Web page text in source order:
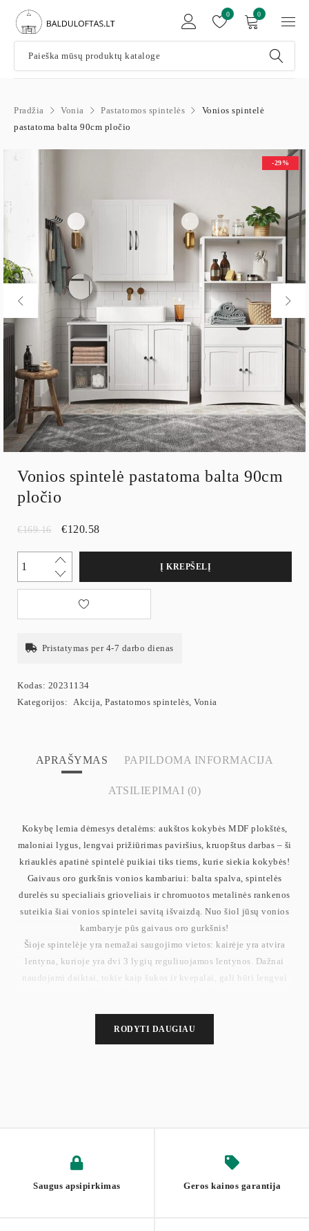
0
0
Pradžia Vonia Pastatomos spintelės
Vonios spintelė
pastatoma balta 90cm pločio
-29%
Vonios spintelė pastatoma balta 90cm
pločio
€169.16 €120.58
Į KREPŠELĮ
Pristatymas per 4-7 darbo dienas
Kodas: 20231134
Kategorijos: Akcija, Pastatomos spintelės, Vonia
APRAŠYMAS PAPILDOMA INFORMACIJA
ATSILIEPIMAI (0)
Kokybę lemia dėmesys detalėms: aukštos kokybės MDF plokštės,
maloniai lygus, lengvai prižiūrimas paviršius, kruopštus darbas – ši
kriauklės apatinė spintelė puikiai tiks tiems, kurie siekia kokybės!
Gaivaus oro gurkšnis vonios kambariui: balta spalva, spintelės
durelės su specialiais grioveliais ir chromuotos metalinės rankenos
suteikia šiai vonios spintelei savitą išvaizdą. Nuo šiol jūsų vonios
kambaryje pūs gaivaus oro gurkšnis!
Šioje spintelėje yra nemažai saugojimo vietos: kairėje yra atvira
lentyna, kurioje yra dvi 3 lygių reguliuojamos lentynos. Dažnai
naudojami daiktai, tokie kaip šukos ir kvepalai, gali būti lengvai
kurios viduje yra 3 lygių reguliuojama lentyna. Čia galima laikyti
rankšluosčius ir tualetinį popierių.
RODYTI DAUGIAU
Saugus apsipirkimas Geros kainos garantija